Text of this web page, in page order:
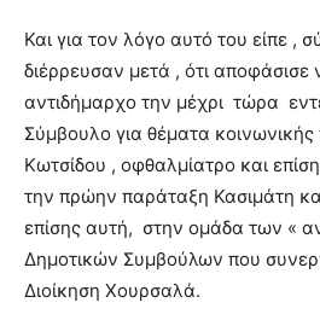
Και για τον λόγο αυτό του είπε ,
διέρρευσαν μετά , ότι
αντιδήμαρχο την μέχρι τώρα
Σύμβουλο για θέματα κοινωνικής
Κωτσίδου , οφθαλμίατρο και
την πρώην παράταξη Κασιμάτη
επίσης αυτή, στην ομάδα των «
Δημοτικών Συμβούλων που
Διοίκηση Χουρσαλά.